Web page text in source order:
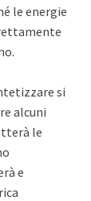
le energie
si
alcuni
le
e